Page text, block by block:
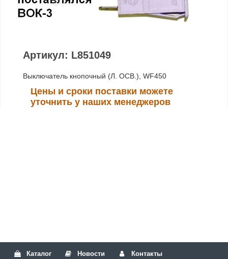
Артикул: L851049
Выключатель кнопочный (Л. ОСВ.), WF450
Цены и сроки поставки можете
уточнить у наших менеджеров
Каталог Новости Контакты